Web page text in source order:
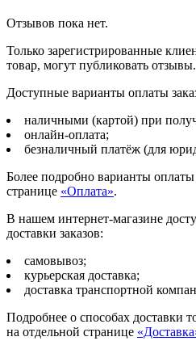
Отзывов пока нет.
Только зарегистрированные
товар, могут публиковать отзывы.
Доступные варианты оплаты
наличными (картой) при
онлайн-оплата;
безналичный платёж (для
Более подробно варианты
странице «Оплата».
В нашем интернет-магазине
доставки заказов:
самовывоз;
курьерская доставка;
доставка транспортной
Подробнее о способах доставки
на отдельной странице